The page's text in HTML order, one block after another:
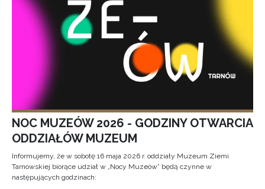
NOC MUZEÓW 2026 - GODZINY OTWARCIA
ODDZIAŁÓW MUZEUM
Informujemy, że w sobotę 16 maja 2026 r. oddziały Muzeum Ziemi
Tarnowskiej biorące udział w „Nocy Muzeów” będą czynne w
następujących godzinach: